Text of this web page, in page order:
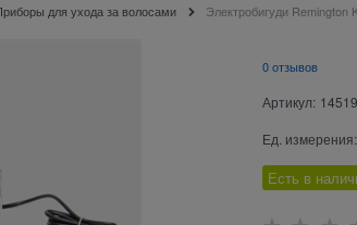
для ухода за волосами Электробигуди Remington
0 отзывов
Артикул:
Ед. измерения:
Есть в